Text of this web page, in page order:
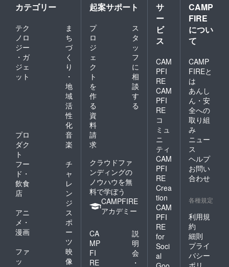
カテゴリー
テク
ノロ
ジー
・ガ
ジェ
ット
ま
ち
づ
く
り
・
地
域
活
性
化
プロ
ダク
ト
音
楽
フー
ド・
飲食
店
チ
ャ
レ
ン
ジ
アニ
メ・
漫画
ス
ポ
ー
ツ
ファ
ッ
映
像
起案サポート
プ
ロ
ジ
ェ
ク
ト
を
作
る
ス
タ
ッ
フ
に
相
談
す
る
資
料
請
求
クラウドファ
ンディングの
ノウハウを無
料で学ぼう
CAMPFIRE
アカデミー
CA
MP
FI
RE
説
明
会
・
サ
ー
ビ
ス
CAM
PFI
RE
CAM
PFI
RE
コ
ミュ
ニ
ティ
CAM
PFI
RE
Crea
tion
CAM
PFI
RE
for
Soci
al
CAMP
FIRE
につい
て
CAMP
FIREと
は
あんし
ん・安
全への
取り組
み
ニュー
ス
ヘルプ
お問い
合わせ
各種規定
利用規
約
細則
プライ
バシー
ポリ